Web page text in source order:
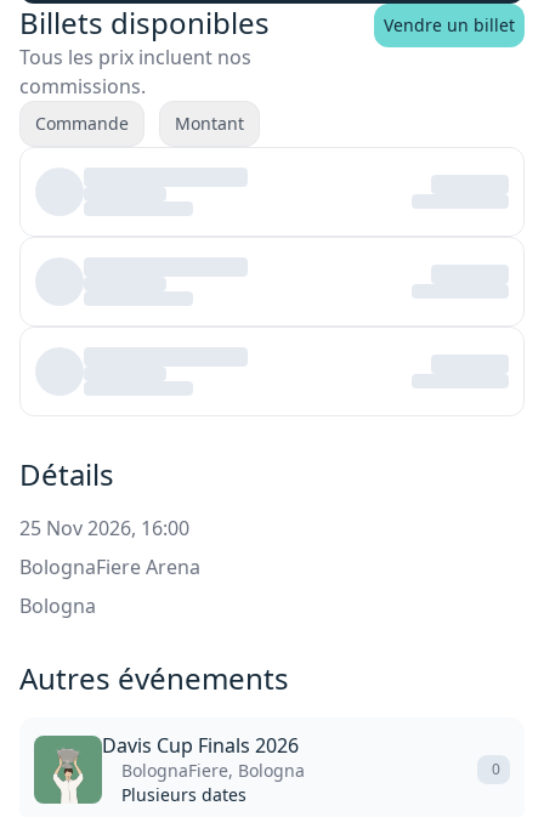
Billets disponibles
Tous les prix incluent nos
commissions.
Vendre un billet
Commande Montant
Détails
25 Nov 2026, 16:00
BolognaFiere Arena
Bologna
Autres événements
Davis Cup Finals 2026
BolognaFiere, Bologna
Plusieurs dates
0